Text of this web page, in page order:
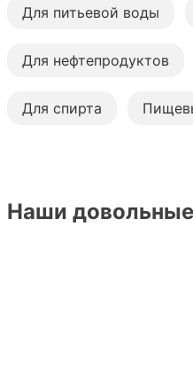
Для питьевой воды
Для нефтепродуктов
Для спирта
Наши